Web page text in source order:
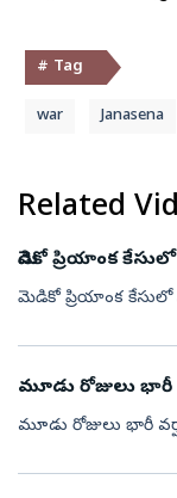
# Tag
war Janasena
Related
మెడికో ప్రియాంక
మెడికో ప్రియాంక కేసులో
మూడు రోజులు భారీ
మూడు రోజులు భారీ